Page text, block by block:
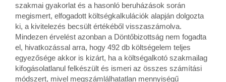
szakmai gyakorlat és a hasonló beruházások során
megismert, elfogadott költségkalkulációk alapján dolgozta
ki, a kivitelezés becsült értékéből visszaszámolva.
Mindezen érvelést azonban a Döntőbizottság nem fogadta
el, hivatkozással arra, hogy 492 db költségelem teljes
egyezősége akkor is kizárt, ha a költségalkotó szakmailag
kifogásolatlanul felkészült és ismeri az összes számítási
módszert, mivel megszámlálhatatlan mennyiségű